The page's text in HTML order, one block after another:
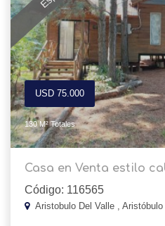
USD 75.000
130 M² Totales
Casa en Venta estilo
Código: 116565
Aristobulo Del Valle , Aristóbulo